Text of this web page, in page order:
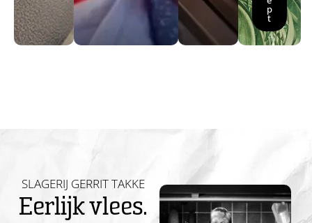
p
t
SLAGERIJ GERRIT TAKKE
Eerlijk vlees.